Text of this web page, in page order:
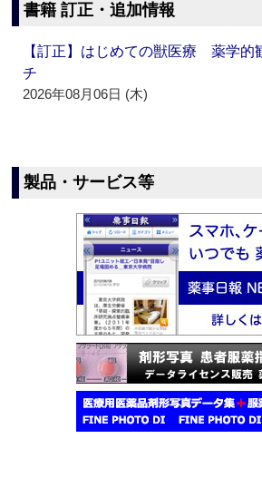
書籍 訂正・追加情報
【訂正】はじめての獣医療 薬学的
チ
2026年08月06日 (木)
製品・サービス等